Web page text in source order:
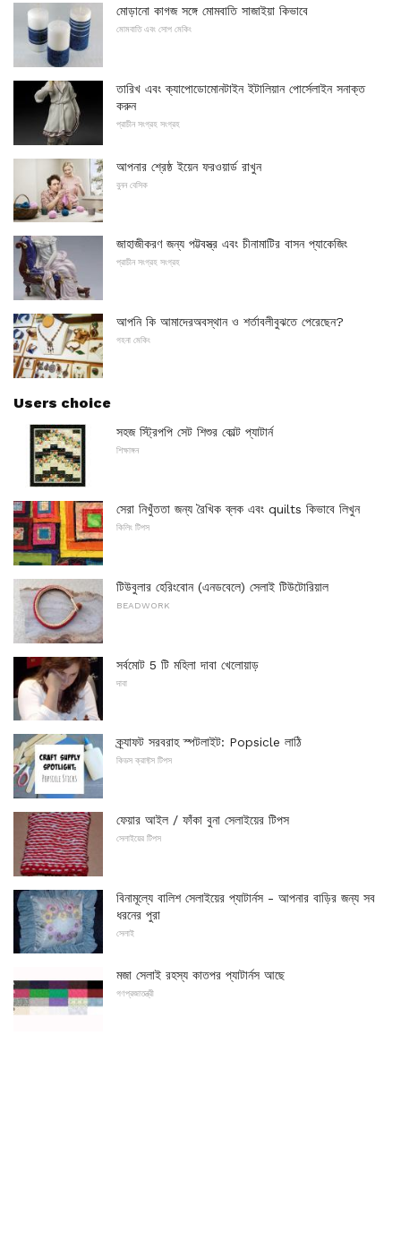
মোড়ানো কাগজ সঙ্গে মোমবাতি সাজাইয়া কিভাবে
মোমবাতি এবং সোপ মেকিং
তারিখ এবং ক্যাপোডোমোনটাইন ইটালিয়ান পোর্সেলাইন সনাক্ত
করুন
প্রাচীন সংগ্রহ সংগ্রহ
আপনার শ্রেষ্ঠ ইয়েন ফরওয়ার্ড রাখুন
বুনন বেসিক
জাহাজীকরণ জন্য পট্টবস্ত্র এবং চীনামাটির বাসন প্যাকেজিং
প্রাচীন সংগ্রহ সংগ্রহ
আপনি কি আমাদেরঅবস্থান ও শর্তাবলীবুঝতে পেরেছেন?
গহনা মেকিং
Users choice
সহজ স্ট্রিপপি সেট শিশুর কোল্ট প্যাটার্ন
শিক্ষাঙ্গন
সেরা নিখুঁততা জন্য রৈখিক ব্লক এবং quilts কিভাবে লিখুন
কিলিং টিপস
টিউবুলার হেরিংবোন (এনডবেলে) সেলাই টিউটোরিয়াল
BEADWORK
সর্বমোট 5 টি মহিলা দাবা খেলোয়াড়
দাবা
ক্র্যাফট সরবরাহ স্পটলাইট: Popsicle লাঠি
কিডস ক্রাফ্টস টিপস
ফেয়ার আইল / ফাঁকা বুনা সেলাইয়ের টিপস
সেলাইয়ের টিপস
বিনামূল্যে বালিশ সেলাইয়ের প্যাটার্নস - আপনার বাড়ির জন্য সব
ধরনের পুরা
সেলাই
মজা সেলাই রহস্য কাতপর প্যাটার্নস আছে
গণপ্রজাতন্ত্রী